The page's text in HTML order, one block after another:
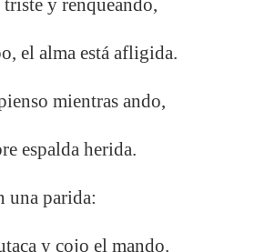
el alma está afligida.
mientras ando,
espalda herida.
una parida:
y cojo el mando.